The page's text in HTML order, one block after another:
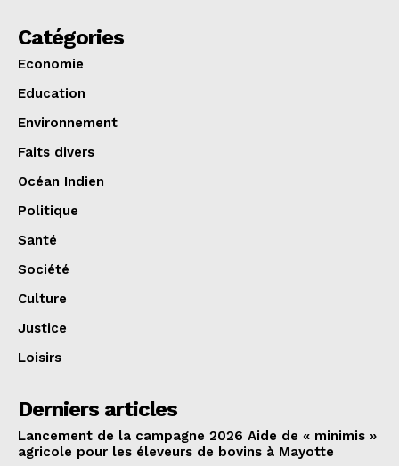
Catégories
Economie
Education
Environnement
Faits divers
Océan Indien
Politique
Santé
Société
Culture
Justice
Loisirs
Derniers articles
Lancement de la campagne 2026 Aide de « minimis »
agricole pour les éleveurs de bovins à Mayotte